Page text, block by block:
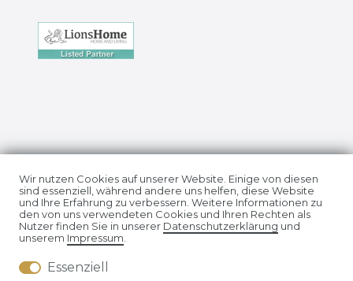
Impressum Daten­schutz­erklärung
Wir nutzen Cookies auf unserer Website. Einige von diesen
sind essenziell, während andere uns helfen, diese Website
und Ihre Erfahrung zu verbessern. Weitere Informationen zu
den von uns verwendeten Cookies und Ihren Rechten als
Nutzer finden Sie in unserer Daten­schutz­erklärung und
unserem Impressum.
Essenziell